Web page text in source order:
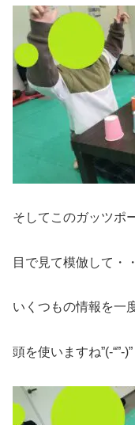
そしてこのガッツポ
目で見て模倣して・
いくつもの情報を一
頭を使いますね”(-“”-)”